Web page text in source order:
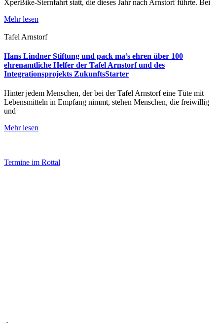
XperBike-Sternfahrt statt, die dieses Jahr nach Arnstorf führte. Bei
Mehr lesen
Tafel Arnstorf
Hans Lindner Stiftung und pack ma’s ehren über 100
ehrenamtliche Helfer der Tafel Arnstorf und des
Integrationsprojekts ZukunftsStarter
Hinter jedem Menschen, der bei der Tafel Arnstorf eine Tüte mit
Lebensmitteln in Empfang nimmt, stehen Menschen, die freiwillig
und
Mehr lesen
Termine im Rottal